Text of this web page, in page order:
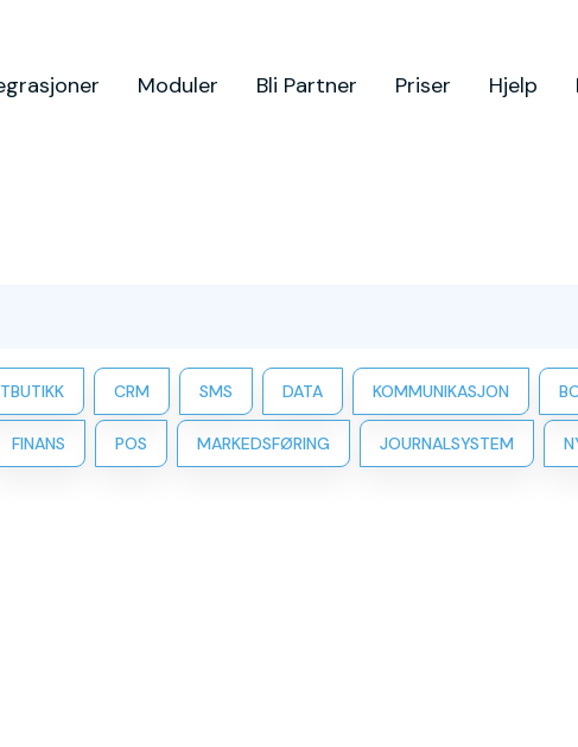
Moduler Bli Partner Priser Hjelp
CRM SMS DATA KOMMUNIKASJON
FINANS POS MARKEDSFØRING JOURNALSYSTEM